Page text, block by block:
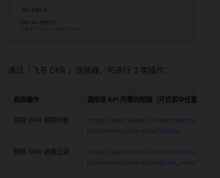
通过「飞书 OKR 」连接器，可进行 3 类操作：
具体操作 调用该 API 所需的权限（开启其中任意一项权
获取 OKR 周期列表
https://open.feishu.cn/document/
M/reference/okr-v1/period/list
删除 OKR 进展记录
https://open.feishu.cn/document/
M/reference/okr-v1/progress_record/